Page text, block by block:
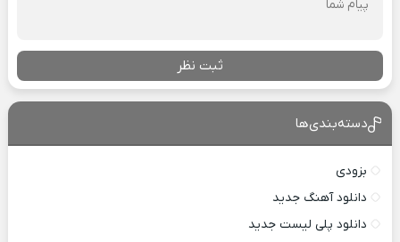
ثبت نظر
دسته‌بندی‌ها
بزودی
دانلود آهنگ جدید
دانلود پلی لیست جدید